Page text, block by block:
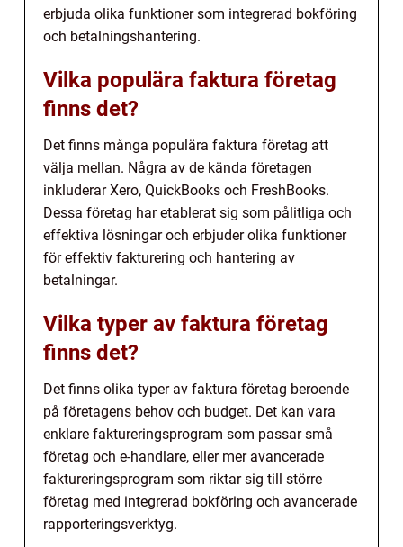
erbjuda olika funktioner som integrerad bokföring
och betalningshantering.
Vilka populära faktura företag
finns det?
Det finns många populära faktura företag att
välja mellan. Några av de kända företagen
inkluderar Xero, QuickBooks och FreshBooks.
Dessa företag har etablerat sig som pålitliga och
effektiva lösningar och erbjuder olika funktioner
för effektiv fakturering och hantering av
betalningar.
Vilka typer av faktura företag
finns det?
Det finns olika typer av faktura företag beroende
på företagens behov och budget. Det kan vara
enklare faktureringsprogram som passar små
företag och e-handlare, eller mer avancerade
faktureringsprogram som riktar sig till större
företag med integrerad bokföring och avancerade
rapporteringsverktyg.